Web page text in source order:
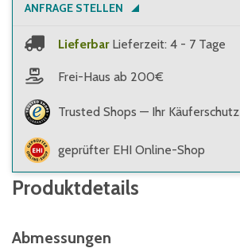
ANFRAGE STELLEN
Lieferbar Lieferzeit: 4 - 7 Tage
Frei-Haus ab 200€
Trusted Shops — Ihr Käuferschutz
geprüfter EHI Online-Shop
Produktdetails
Abmessungen